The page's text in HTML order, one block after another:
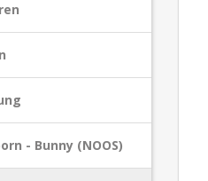
- Bunny (NOOS)